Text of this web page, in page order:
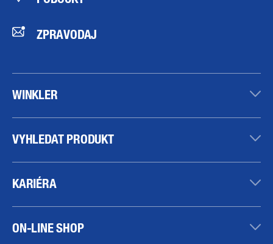
ZPRAVODAJ
WINKLER
VYHLEDAT PRODUKT
KARIÉRA
ON-LINE SHOP